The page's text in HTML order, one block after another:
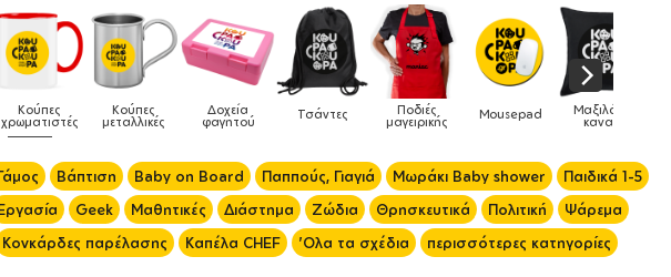
Τσάντες Ποδιές
μαγειρικής Mousepad Μαξιλάρια
καναπέ Phone Holders Ρολόγια Βρεφικά
Βάπτιση Baby on Board Παππούς, Γιαγιά Μωράκι Baby shower
Παιδικά 1-5
Geek Μαθητικές Διάστημα Ζώδια Θρησκευτικά Πολιτική
Ψάρεμα
Κονκάρδες παρέλασης Καπέλα CHEF 'Ολα τα σχέδια περισσότερες κατηγορίες